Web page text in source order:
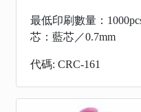
最低印刷數量：
芯：藍芯／0.7mm
代碼: CRC-161